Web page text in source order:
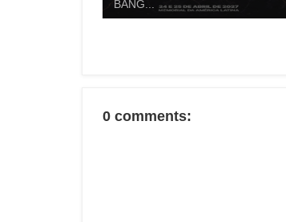
BANG...
0 comments: